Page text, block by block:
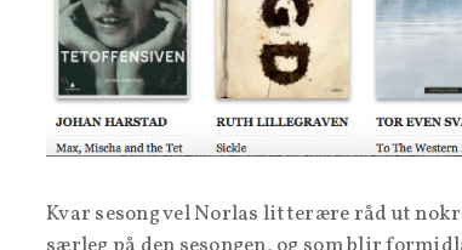
Kvar sesong vel Norlas litterære råd ut